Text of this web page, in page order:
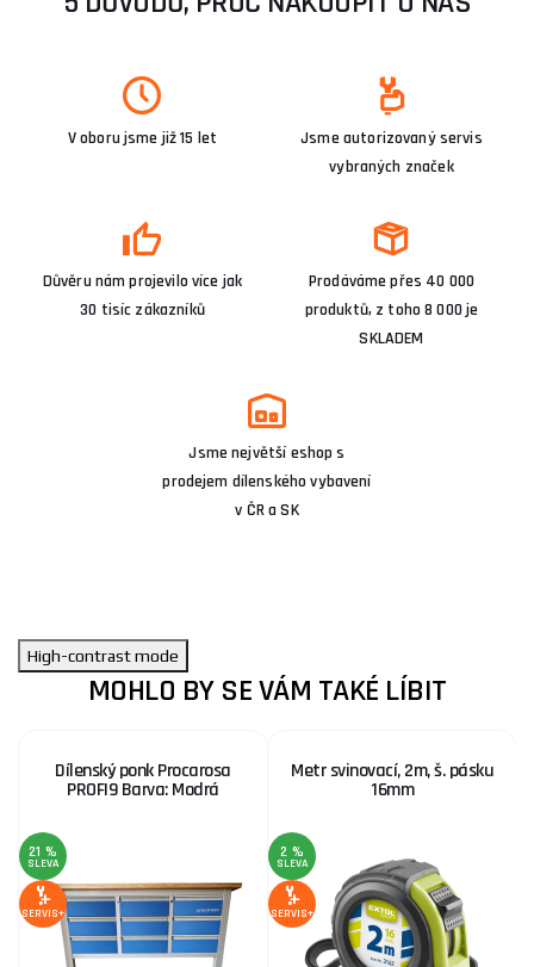
V oboru jsme již 15 let
Jsme autorizovaný servis
vybraných značek
Důvěru nám projevilo více jak
30 tisíc zákazníků
Prodáváme přes 40 000
produktů, z toho 8 000 je
SKLADEM
Jsme největší eshop s
prodejem dílenského vybavení
v ČR a SK
High-contrast mode
MOHLO BY SE VÁM TAKÉ LÍBIT
Dílenský ponk Procarosa
PROFI9 Barva: Modrá
21 %
SLEVA
SERVIS+
Metr svinovací, 2m, š. pásku
16mm
2 %
SLEVA
SERVIS+